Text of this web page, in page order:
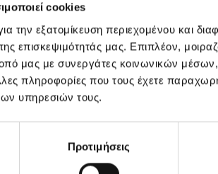
cookies
την εξατομίκευση περιεχομένου και
επισκεψιμότητάς μας. Επιπλέον,
μας με συνεργάτες κοινωνικών
πληροφορίες που τους έχετε
υπηρεσιών τους.
Προτιμήσεις
να διαφέρουν από άτομο σε
που έχει κανείς. Μερικοί
ή στους αγκώνες τους,
μέρος του σώματός τους και